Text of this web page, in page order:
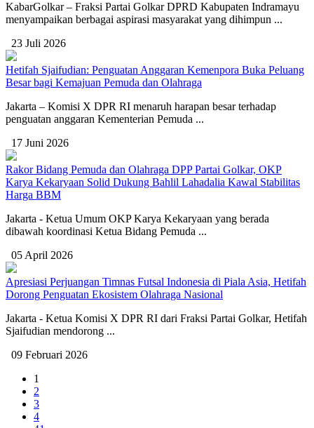
KabarGolkar – Fraksi Partai Golkar DPRD Kabupaten Indramayu
menyampaikan berbagai aspirasi masyarakat yang dihimpun ...
23 Juli 2026
Hetifah Sjaifudian: Penguatan Anggaran Kemenpora Buka Peluang
Besar bagi Kemajuan Pemuda dan Olahraga
Jakarta – Komisi X DPR RI menaruh harapan besar terhadap
penguatan anggaran Kementerian Pemuda ...
17 Juni 2026
Rakor Bidang Pemuda dan Olahraga DPP Partai Golkar, OKP
Karya Kekaryaan Solid Dukung Bahlil Lahadalia Kawal Stabilitas
Harga BBM
Jakarta - Ketua Umum OKP Karya Kekaryaan yang berada
dibawah koordinasi Ketua Bidang Pemuda ...
05 April 2026
Apresiasi Perjuangan Timnas Futsal Indonesia di Piala Asia, Hetifah
Dorong Penguatan Ekosistem Olahraga Nasional
Jakarta - Ketua Komisi X DPR RI dari Fraksi Partai Golkar, Hetifah
Sjaifudian mendorong ...
09 Februari 2026
1
2
3
4